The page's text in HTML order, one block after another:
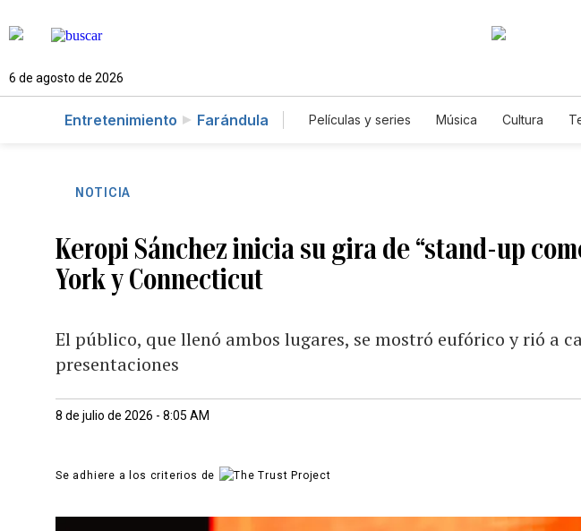
6 de agosto de 2026
Entretenimiento Farándula Películas y series Música Cultura
NOTICIA
Keropi Sánchez inicia su gira de “stand-up
York y Connecticut
El público, que llenó ambos lugares, se mostró eufórico y rió a
presentaciones
8 de julio de 2026 - 8:05 AM
Se adhiere a los criterios de